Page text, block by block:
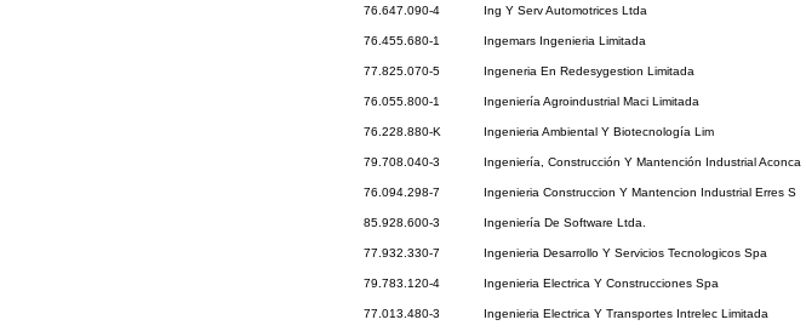
76.647.090-4 Ing Y Serv Automotrices Ltda
76.455.680-1 Ingemars Ingenieria Limitada
77.825.070-5 Ingeneria En Redesygestion Limitada
76.055.800-1 Ingeniería Agroindustrial Maci Limitada
76.228.880-K Ingenieria Ambiental Y Biotecnología Lim
79.708.040-3 Ingeniería, Construcción Y Mantención Industrial Aconca
76.094.298-7 Ingenieria Construccion Y Mantencion Industrial Erres S
85.928.600-3 Ingeniería De Software Ltda.
77.932.330-7 Ingenieria Desarrollo Y Servicios Tecnologicos Spa
79.783.120-4 Ingenieria Electrica Y Construcciones Spa
77.013.480-3 Ingenieria Electrica Y Transportes Intrelec Limitada